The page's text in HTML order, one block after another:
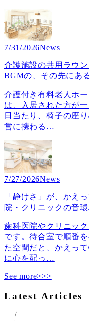
7/31/2026News
介護施設の共用ラウ
BGMの、その先にあ
介護付き有料老人ホ
は、入居された方が
日当たり、椅子の座
営に携わる …
7/27/2026News
「静けさ」が、かえ
院・クリニックの音
歯科医院やクリニッ
です。待合室で順番
た空間だと、かえっ
に心を配っ …
See more>>>
Latest Articles